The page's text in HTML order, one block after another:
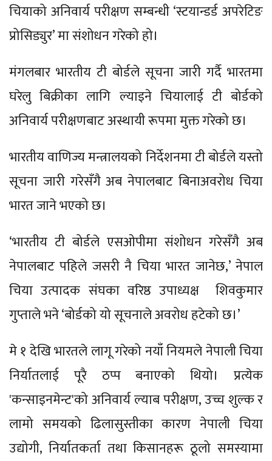
चियाको अनिवार्य परीक्षण सम्बन्धी ‘स्टयान्डर्ड अपरेटिङ
प्रोसिड्युर’ मा संशोधन गरेको हो।
मंगलबार भारतीय टी बोर्डले सूचना जारी गर्दै भारतमा
घरेलु बिक्रीका लागि ल्याइने चियालाई टी बोर्डको
अनिवार्य परीक्षणबाट अस्थायी रूपमा मुक्त गरेको छ।
भारतीय वाणिज्य मन्त्रालयको निर्देशनमा टी बोर्डले यस्तो
सूचना जारी गरेसँगै अब नेपालबाट बिनाअवरोध चिया
भारत जाने भएको छ।
‘भारतीय टी बोर्डले एसओपीमा संशोधन गरेसँगै अब
नेपालबाट पहिले जसरी नै चिया भारत जानेछ,’ नेपाल
चिया उत्पादक संघका वरिष्ठ उपाध्यक्ष शिवकुमार
गुप्ताले भने ‘बोर्डको यो सूचनाले अवरोध हटेको छ।’
मे १ देखि भारतले लागू गरेको नयाँ नियमले नेपाली चिया
निर्यातलाई पूरै ठप्प बनाएको थियो। प्रत्येक
'कन्साइनमेन्ट'को अनिवार्य ल्याब परीक्षण, उच्च शुल्क र
लामो समयको ढिलासुस्तीका कारण नेपाली चिया
उद्योगी, निर्यातकर्ता तथा किसानहरू ठूलो समस्यामा